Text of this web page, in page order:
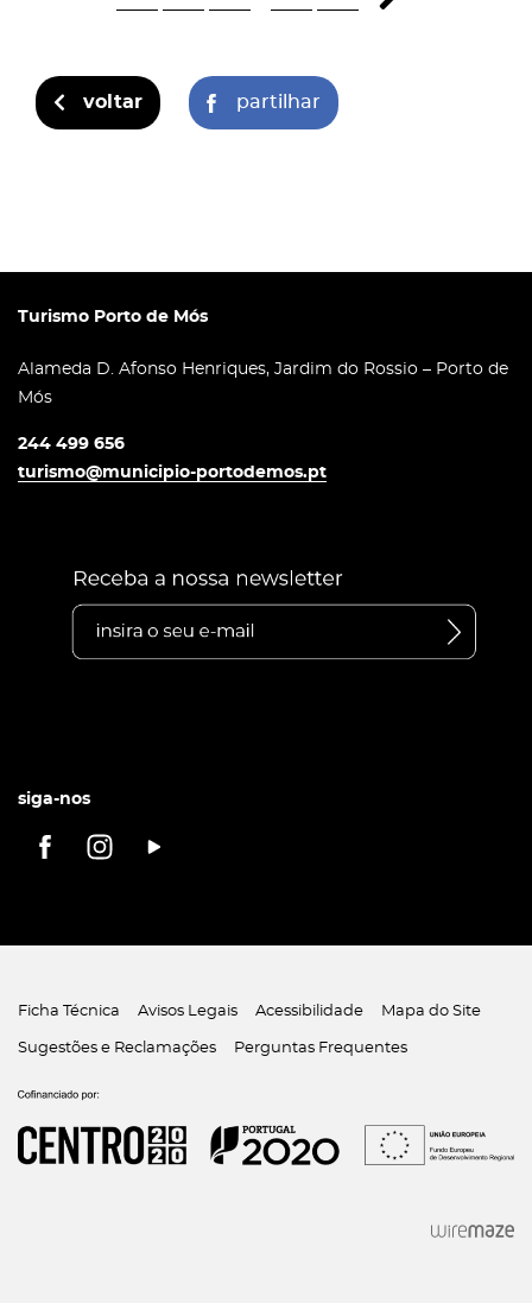
voltar partilhar
Turismo Porto de Mós
Alameda D. Afonso Henriques, Jardim do Rossio – Porto de
Mós
244 499 656
turismo@municipio-portodemos.pt
siga-nos
Ficha Técnica Avisos Legais Acessibilidade Mapa do Site
Sugestões e Reclamações Perguntas Frequentes